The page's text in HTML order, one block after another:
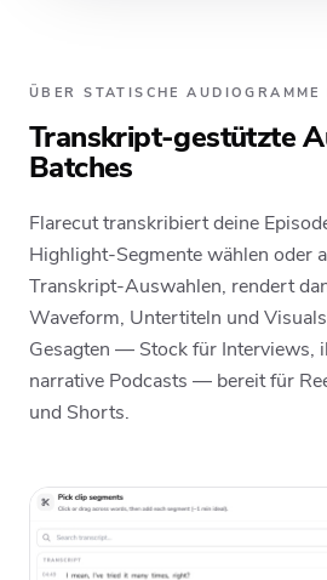
ÜBER STATISCHE AUDIOGRAMME
Transkript-gestützte
Batches
Flarecut transkribiert deine
Highlight-Segmente wählen oder
Transkript-Auswahlen, rendert
Waveform, Untertiteln und
Gesagten — Stock für Interviews,
narrative Podcasts — bereit für
und Shorts.